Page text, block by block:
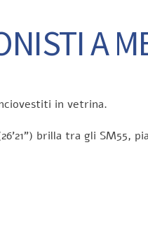
A
in vetrina.
brilla tra gli SM55,